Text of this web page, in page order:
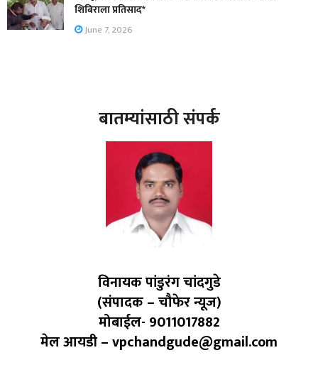
शिबिराला प्रतिसाद*
June 7, 2026
बातम्यांसाठी संपर्क
विनायक पांडुरंग चांदगुडे
(संपादक – चौफेर न्यूज)
मोबाईल- 9011017882
मेल आयडी – vpchandgude@gmail.com